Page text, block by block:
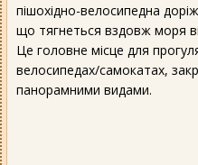
пішохідно-велосипедна
що тягнеться вздовж моря
Це головне місце для
велосипедах/самокатах,
панорамними видами.